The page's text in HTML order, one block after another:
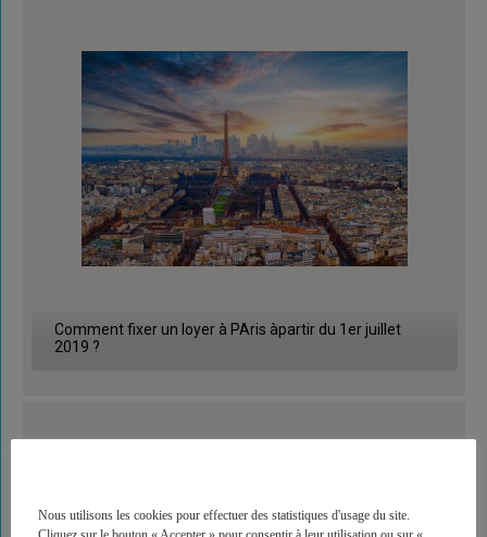
Comment fixer un loyer à PAris àpartir du 1er juillet
2019 ?
Nous utilisons les cookies pour effectuer des statistiques d'usage du site.